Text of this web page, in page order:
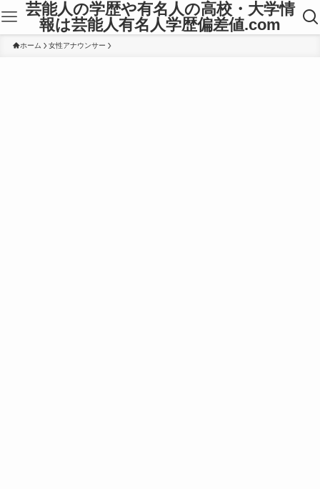
芸能人の学歴や有名人の高校・大学情
報は芸能人有名人学歴偏差値.com
ホーム 女性アナウンサー